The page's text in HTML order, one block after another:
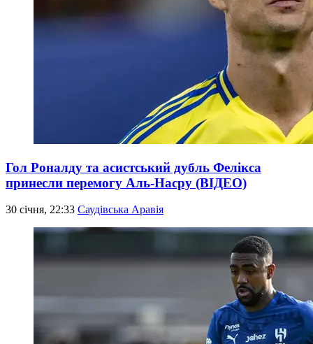
Гол Роналду та асистський дубль Фелікса
принесли перемогу Аль-Насру (ВІДЕО)
30 січня, 22:33 Саудівська Аравія